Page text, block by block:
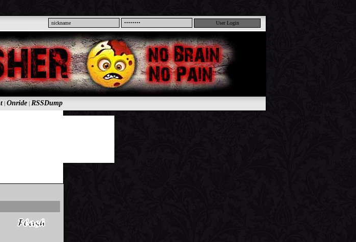
| Onride| RSSDump